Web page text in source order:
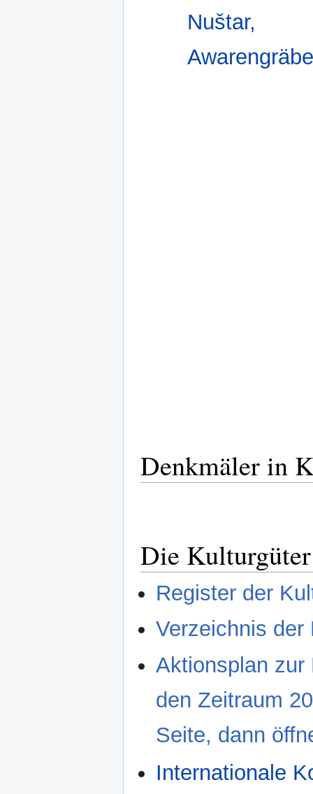
Denkmäler in
Die
Register der
Verzeichnis der
Aktionsplan zur
den Zeitraum
Seite, dann
Internationale